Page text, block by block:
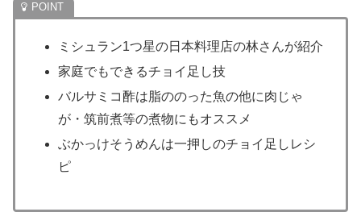
ミシュラン1つ星の日本料理店の林さんが紹介
家庭でもできるチョイ足し技
バルサミコ酢は脂ののった魚の他に肉じゃ
が・筑前煮等の煮物にもオススメ
ぶかっけそうめんは一押しのチョイ足しレシ
ピ